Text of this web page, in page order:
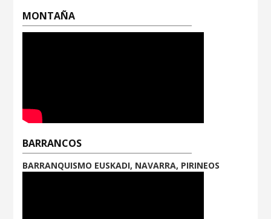
MONTAÑA
BARRANCOS
BARRANQUISMO EUSKADI, NAVARRA, PIRINEOS